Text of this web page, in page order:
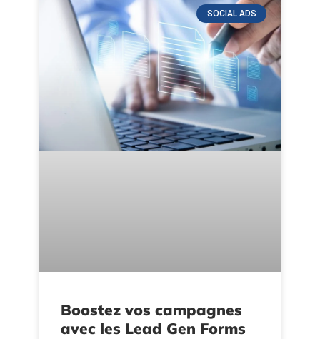
SOCIAL ADS
Boostez vos campagnes
avec les Lead Gen Forms